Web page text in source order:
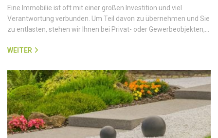
Eine Immobilie ist oft mit einer großen Investition und viel
Verantwortung verbunden. Um Teil davon zu übernehmen und Sie
zu entlasten, stehen wir Ihnen bei Privat- oder Gewerbeobjekten,…
WEITER